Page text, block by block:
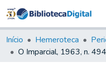
&
Início Hemeroteca
O Imparcial, 1963, n.